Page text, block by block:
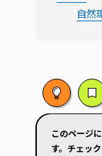
自然
このページ
す。チェッ